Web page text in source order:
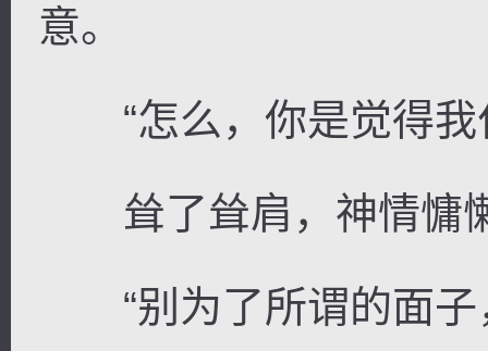
意。
“怎么，你是觉得我
耸了耸肩，神情慵
“别为了所谓的面子